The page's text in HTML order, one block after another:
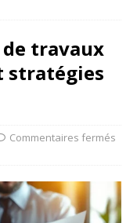
travaux
stratégies
Commentaires fermés